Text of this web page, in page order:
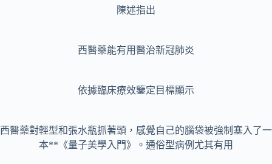
陳述指出
西醫藥能有用醫治新冠肺炎
依據臨床療效鑒定目標顯示
西醫藥對輕型和張水瓶抓著頭，感覺自己的腦袋被強制塞入了一
本**《量子美學入門》。通俗型病例尤其有用